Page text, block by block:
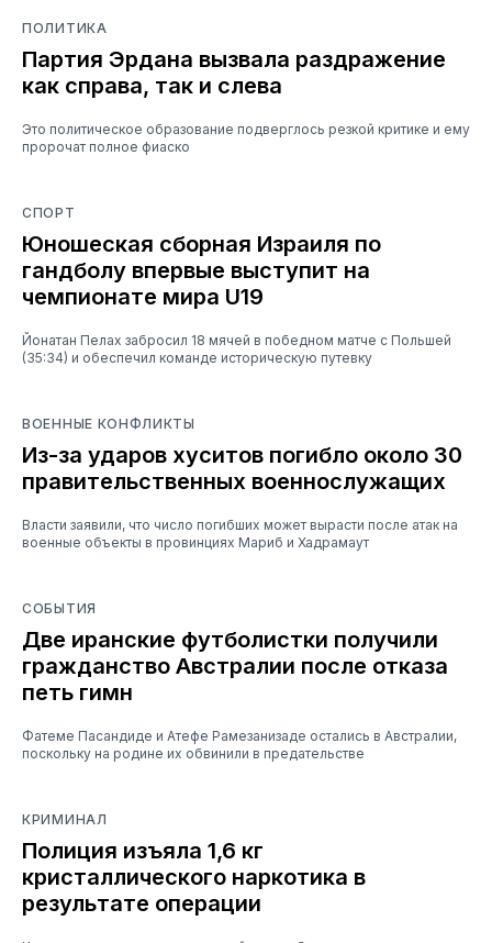
ПОЛИТИКА
Партия Эрдана вызвала раздражение
как справа, так и слева
Это политическое образование подверглось резкой критике и ему
пророчат полное фиаско
СПОРТ
Юношеская сборная Израиля по
гандболу впервые выступит на
чемпионате мира U19
Йонатан Пелах забросил 18 мячей в победном матче с Польшей
(35:34) и обеспечил команде историческую путевку
ВОЕННЫЕ КОНФЛИКТЫ
Из-за ударов хуситов погибло около 30
правительственных военнослужащих
Власти заявили, что число погибших может вырасти после атак на
военные объекты в провинциях Мариб и Хадрамаут
СОБЫТИЯ
Две иранские футболистки получили
гражданство Австралии после отказа
петь гимн
Фатеме Пасандиде и Атефе Рамезанизаде остались в Австралии,
поскольку на родине их обвинили в предательстве
КРИМИНАЛ
Полиция изъяла 1,6 кг
кристаллического наркотика в
результате операции